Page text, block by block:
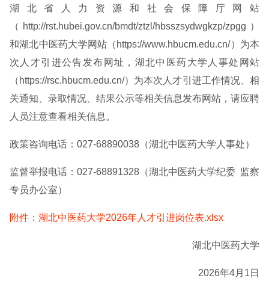
湖北省人力资源和社会保障厅网站
（http://rst.hubei.gov.cn/bmdt/ztzl/hbsszsydwgkzp/zpgg）
和湖北中医药大学网站（https://www.hbucm.edu.cn/）为本
次人才引进公告发布网址，湖北中医药大学人事处网站
（https://rsc.hbucm.edu.cn/）为本次人才引进工作情况、相
关通知、录取情况、结果公示等相关信息发布网站，请应聘
人员注意查看相关信息。
政策咨询电话：027-68890038（湖北中医药大学人事处）
监督举报电话：027-68891328（湖北中医药大学纪委 监察
专员办公室）
附件：湖北中医药大学2026年人才引进岗位表.xlsx
湖北中医药大学
2026年4月1日